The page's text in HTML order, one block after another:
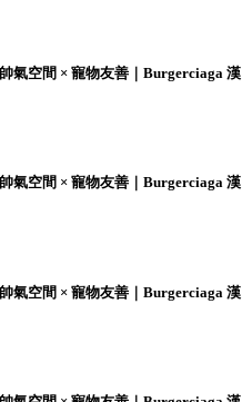
氣空間 × 寵物友善｜Burgerciaga 漢
氣空間 × 寵物友善｜Burgerciaga 漢
氣空間 × 寵物友善｜Burgerciaga 漢